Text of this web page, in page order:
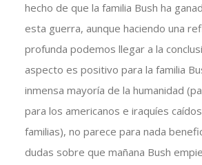
hecho de que la familia Bush ha
esta guerra, aunque haciendo una
profunda podemos llegar a la
aspecto es positivo para la familia
inmensa mayoría de la humanidad
para los americanos e iraquíes
familias), no parece para nada
dudas sobre que mañana Bush